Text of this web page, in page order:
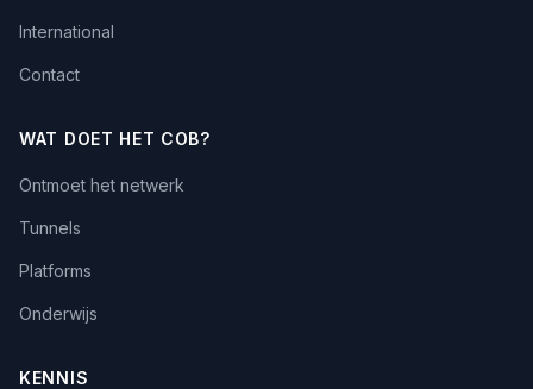
International
Contact
WAT DOET HET COB?
Ontmoet het netwerk
Tunnels
Platforms
Onderwijs
KENNIS